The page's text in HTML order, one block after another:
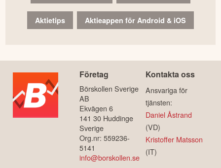
Aktietips Aktieappen för Android & iOS
Företag
Börskollen Sverige
AB
Ekvägen 6
141 30 Huddinge
Sverige
Org.nr: 559236-
5141
info@borskollen.se
Kontakta oss
Ansvariga för
tjänsten:
Daniel Åstrand
(VD)
Kristoffer Matsson
(IT)